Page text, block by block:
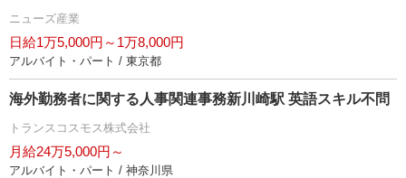
ニューズ産業
日給1万5,000円～1万8,000円
アルバイト・パート / 東京都
海外勤務者に関する人事関連事務新川崎駅 英語スキル不問
トランスコスモス株式会社
月給24万5,000円～
アルバイト・パート / 神奈川県